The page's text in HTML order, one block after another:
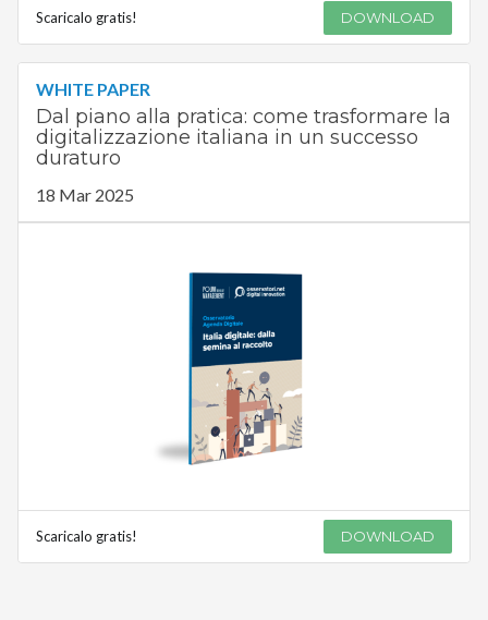
Scaricalo gratis! DOWNLOAD
WHITE PAPER
Dal piano alla pratica: come trasformare la
digitalizzazione italiana in un successo
duraturo
18 Mar 2025
Scaricalo gratis! DOWNLOAD